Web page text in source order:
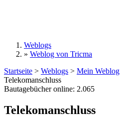
Sie sind hier
Weblogs
» Weblog von Tricma
Startseite > Weblogs > Mein Weblog
Telekomanschluss
Bautagebücher online: 2.065
Telekomanschluss